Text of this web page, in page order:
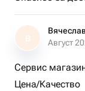
В
Вячеслав
Август
Сервис
Цена/Качество